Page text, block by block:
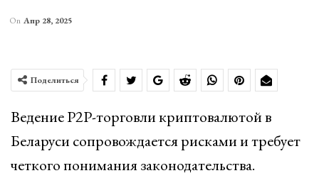
On Апр 28, 2025
Поделиться
Ведение P2P-торговли криптовалютой в
Беларуси сопровождается рисками и требует
четкого понимания законодательства.